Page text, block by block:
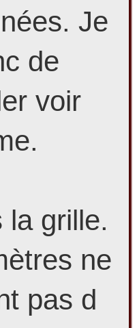
Je
de
voir
la grille.
ne
pas d